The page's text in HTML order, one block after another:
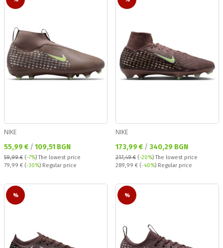
NIKE
Текуща цена:
55,99 € / 109,51 BGN
59,99 € (-7%)The lowest price
Regular price:
79,99 € (-30%) Regular price
NIKE
Текуща цена:
173,99 € / 340,29 BGN
217,49 € (-20%)The lowest price
Regular price:
289,99 € (-40%) Regular price
% %